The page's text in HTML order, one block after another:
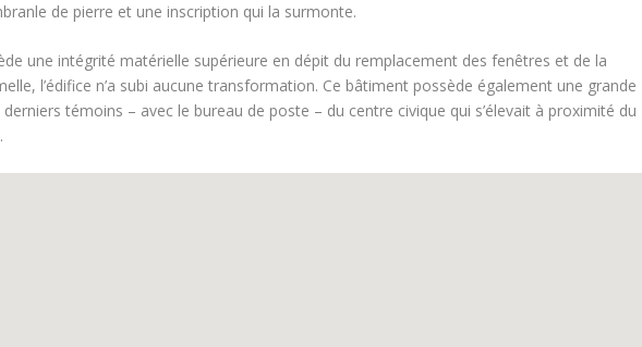
de pierre et une inscription qui la surmonte.
une intégrité matérielle supérieure en dépit du remplacement des fenêtres et de la
l’édifice n’a subi aucune transformation. Ce bâtiment possède également une grande
témoins – avec le bureau de poste – du centre civique qui s’élevait à proximité du